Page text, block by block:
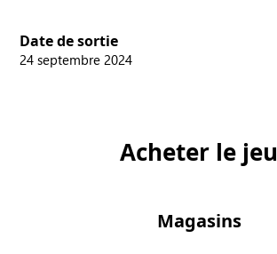
Date de sortie
24 septembre 2024
Acheter le jeu
Magasins